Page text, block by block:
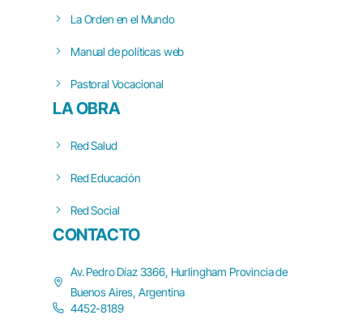
La Orden en el Mundo
Manual de políticas web
Pastoral Vocacional
LA OBRA
Red Salud
Red Educación
Red Social
CONTACTO
Av. Pedro Díaz 3366, Hurlingham Provincia de
Buenos Aires, Argentina
4452-8189